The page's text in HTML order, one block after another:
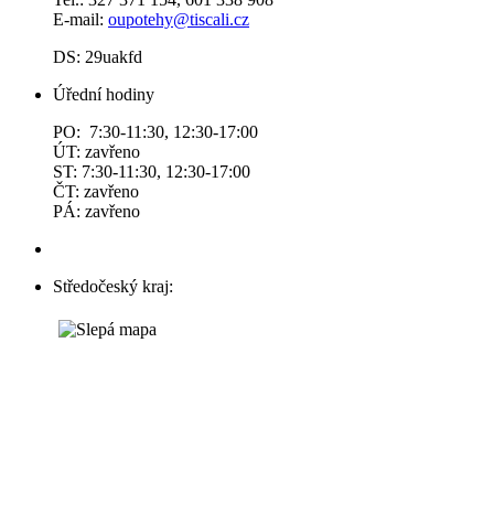
E-mail: oupotehy@tiscali.cz
DS: 29uakfd
Úřední hodiny
PO: 7:30-11:30, 12:30-17:00
ÚT: zavřeno
ST: 7:30-11:30, 12:30-17:00
ČT: zavřeno
PÁ: zavřeno
Středočeský kraj: